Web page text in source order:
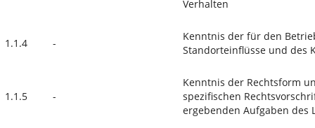
Verhalten
1.1.4 -
Kenntnis der für den
Standorteinflüsse und des
1.1.5 -
Kenntnis der Rechtsform
spezifischen
ergebenden Aufgaben des